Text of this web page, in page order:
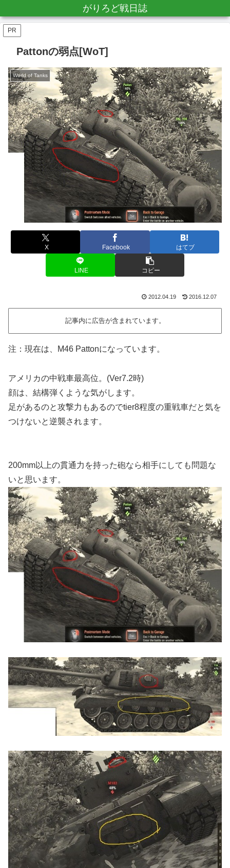
がりろど戦日誌
PR
Pattonの弱点[WoT]
World of Tanks
X Facebook はてブ
LINE コピー
2012.04.19 2016.12.07
記事内に広告が含まれています。
注：現在は、M46 Pattonになっています。
アメリカの中戦車最高位。(Ver7.2時)
顔は、結構弾くような気がします。
足があるのと攻撃力もあるのでtier8程度の重戦車だと気を
つけないと逆襲されます。
200mm以上の貫通力を持った砲なら相手にしても問題な
いと思います。